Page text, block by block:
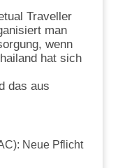
Traveller
man
wenn
hat sich
das aus
Neue Pflicht